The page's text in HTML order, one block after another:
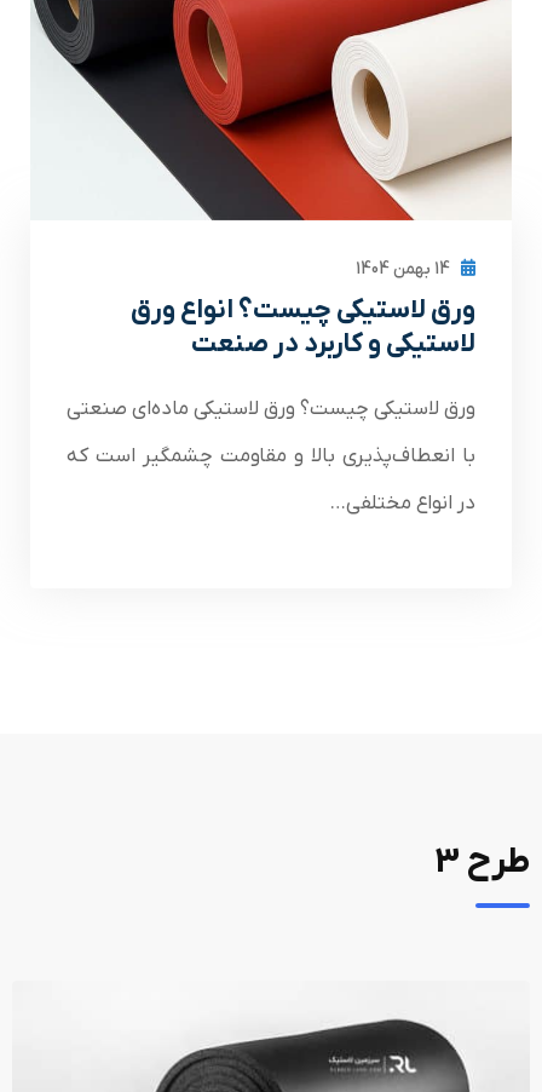
ورق لاستیکی چیست؟ انواع ورق
لاستیکی و کاربرد در صنعت
ورق لاستیکی چیست؟ ورق لاستیکی ماده‌ای صنعتی
با انعطاف‌پذیری بالا و مقاومت چشمگیر است که
در انواع مختلفی…
طرح 3